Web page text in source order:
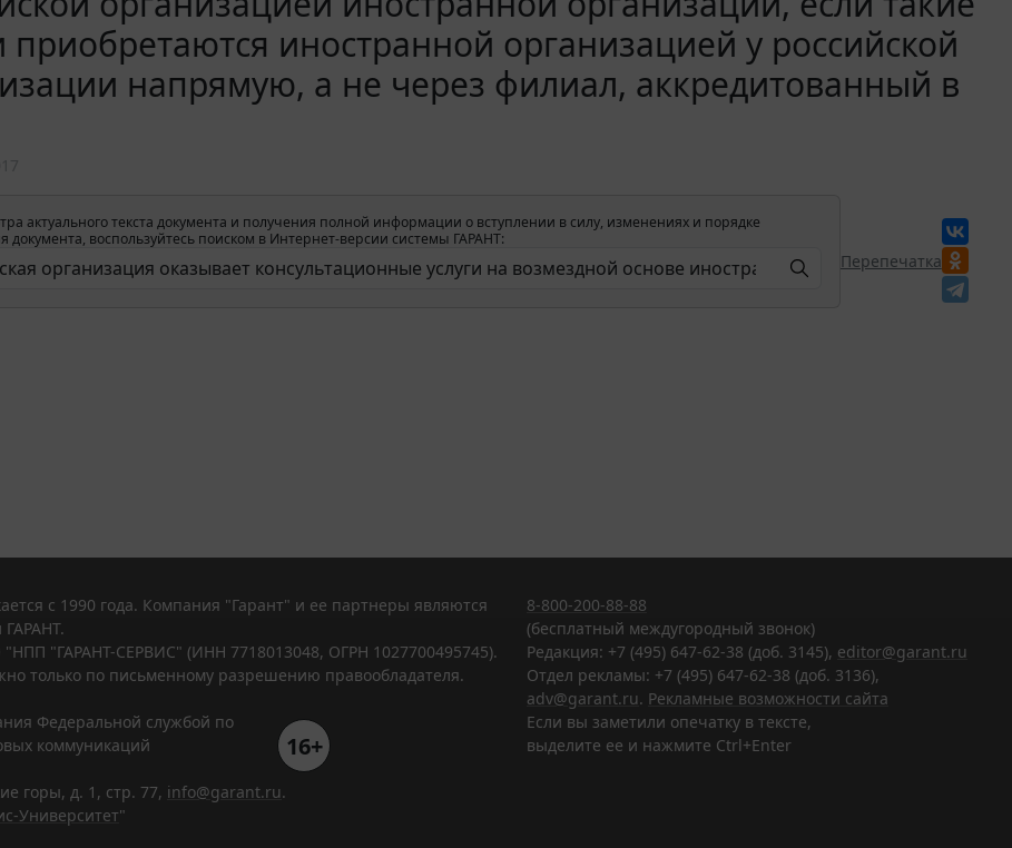
приобретаются иностранной организацией у российской
напрямую, а не через филиал, аккредитованный в
актуального текста документа и получения полной информации о вступлении в силу, изменениях и порядке
документа, воспользуйтесь поиском в Интернет-версии системы ГАРАНТ:
Перепечатка
с 1990 года. Компания "Гарант" и ее партнеры являются
ГАРАНТ.
"ГАРАНТ-СЕРВИС" (ИНН 7718013048, ОГРН 1027700495745).
только по письменному разрешению правообладателя.
Федеральной службой по
коммуникаций
16+
горы, д. 1, стр. 77, info@garant.ru.
Университет"
8-800-200-88-88
(бесплатный междугородный звонок)
Редакция: +7 (495) 647-62-38 (доб. 3145), editor@garant.ru
Отдел рекламы: +7 (495) 647-62-38 (доб. 3136),
adv@garant.ru. Рекламные возможности сайта
Если вы заметили опечатку в тексте,
выделите ее и нажмите Ctrl+Enter